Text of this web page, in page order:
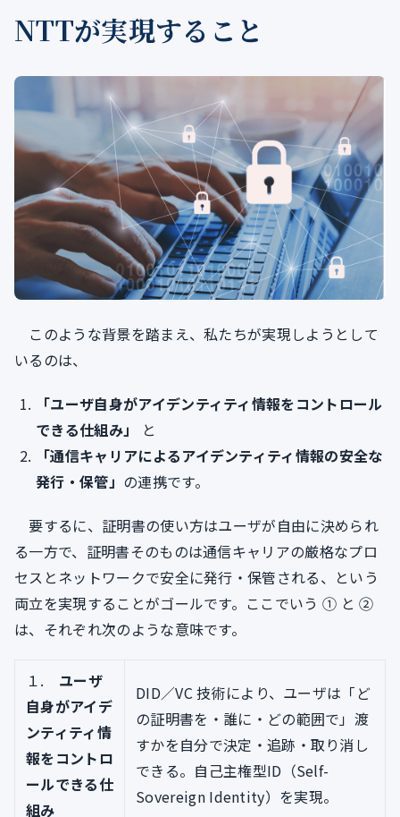
NTTが実現すること
このような背景を踏まえ、私たちが実現しようとして
いるのは、
「ユーザ自身がアイデンティティ情報をコントロール
できる仕組み」
と
「通信キャリアによるアイデンティティ情報の安全な
発行・保管」 の連携です。
要するに、証明書の使い方はユーザが自由に決められ
る一方で、証明書そのものは通信キャリアの厳格なプロ
セスとネットワークで安全に発行・保管される、という
両立を実現することがゴールです。ここでいう ① と ②
は、それぞれ次のような意味です。
１. ユーザ
自身がアイデ
ンティティ情
報をコントロ
ールできる仕
組み
DID／VC 技術により、ユーザは「ど
の証明書を・誰に・どの範囲で」渡
すかを自分で決定・追跡・取り消し
できる。自己主権型ID（Self-
Sovereign Identity）を実現。